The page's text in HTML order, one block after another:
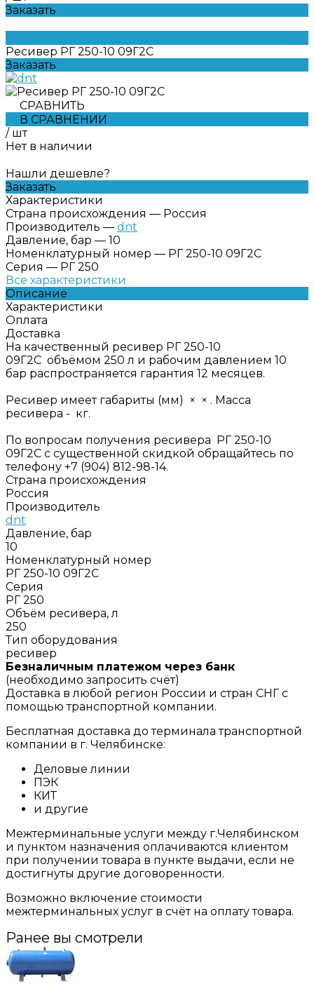
Заказать
Ресивер РГ 250-10 09Г2С
Заказать
СРАВНИТЬ
В СРАВНЕНИИ
/ шт
Нет в наличии
Нашли дешевле?
Заказать
Характеристики
Страна происхождения — Россия
Производитель — dnt
Давление, бар — 10
Номенклатурный номер — РГ 250-10 09Г2С
Серия — РГ 250
Все характеристики
Описание
Характеристики
Оплата
Доставка
На качественный ресивер РГ 250-10
09Г2С объёмом 250 л и рабочим давлением 10
бар распространяется гарантия 12 месяцев.
Ресивер имеет габариты (мм) × × . Масса
ресивера - кг.
По вопросам получения ресивера РГ 250-10
09Г2С с существенной скидкой обращайтесь по
телефону +7 (904) 812-98-14.
Страна происхождения
Россия
Производитель
dnt
Давление, бар
10
Номенклатурный номер
РГ 250-10 09Г2С
Серия
РГ 250
Объём ресивера, л
250
Тип оборудования
ресивер
Безналичным платежом через банк
(необходимо запросить счёт)
Доставка в любой регион России и стран СНГ с
помощью транспортной компании.
Бесплатная доставка до терминала транспортной
компании в г. Челябинске:
Деловые линии
ПЭК
КИТ
и другие
Межтерминальные услуги между г.Челябинском
и пунктом назначения оплачиваются клиентом
при получении товара в пункте выдачи, если не
достигнуты другие договоренности.
Возможно включение стоимости
межтерминальных услуг в счёт на оплату товара.
Ранее вы смотрели